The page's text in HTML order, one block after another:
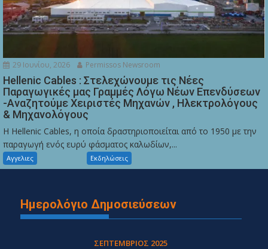
29 Ιουνίου, 2026 Permissos Newsroom
Hellenic Cables : Στελεχώνουμε τις Νέες
Παραγωγικές μας Γραμμές Λόγω Νέων Επενδύσεων
-Αναζητούμε Χειριστές Μηχανών , Ηλεκτρολόγους
& Μηχανολόγους
Η Hellenic Cables, η οποία δραστηριοποιείται από το 1950 με την
παραγωγή ενός ευρύ φάσματος καλωδίων,...
Αγγελιες Εκδηλώσεις
Ημερολόγιο Δημοσιεύσεων
ΣΕΠΤΈΜΒΡΙΟΣ 2025